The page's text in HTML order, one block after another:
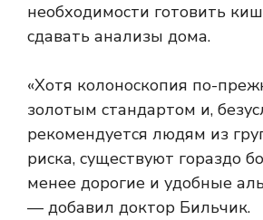
необходимости готовить
сдавать анализы дома.
«Хотя колоноскопия по-
золотым стандартом и,
рекомендуется людям из
риска, существуют гораздо
менее дорогие и удобные
— добавил доктор Бильчик.